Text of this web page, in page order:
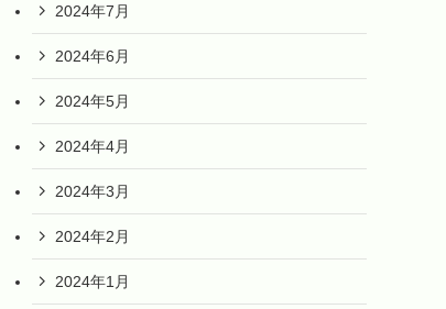
2024年7月
2024年6月
2024年5月
2024年4月
2024年3月
2024年2月
2024年1月